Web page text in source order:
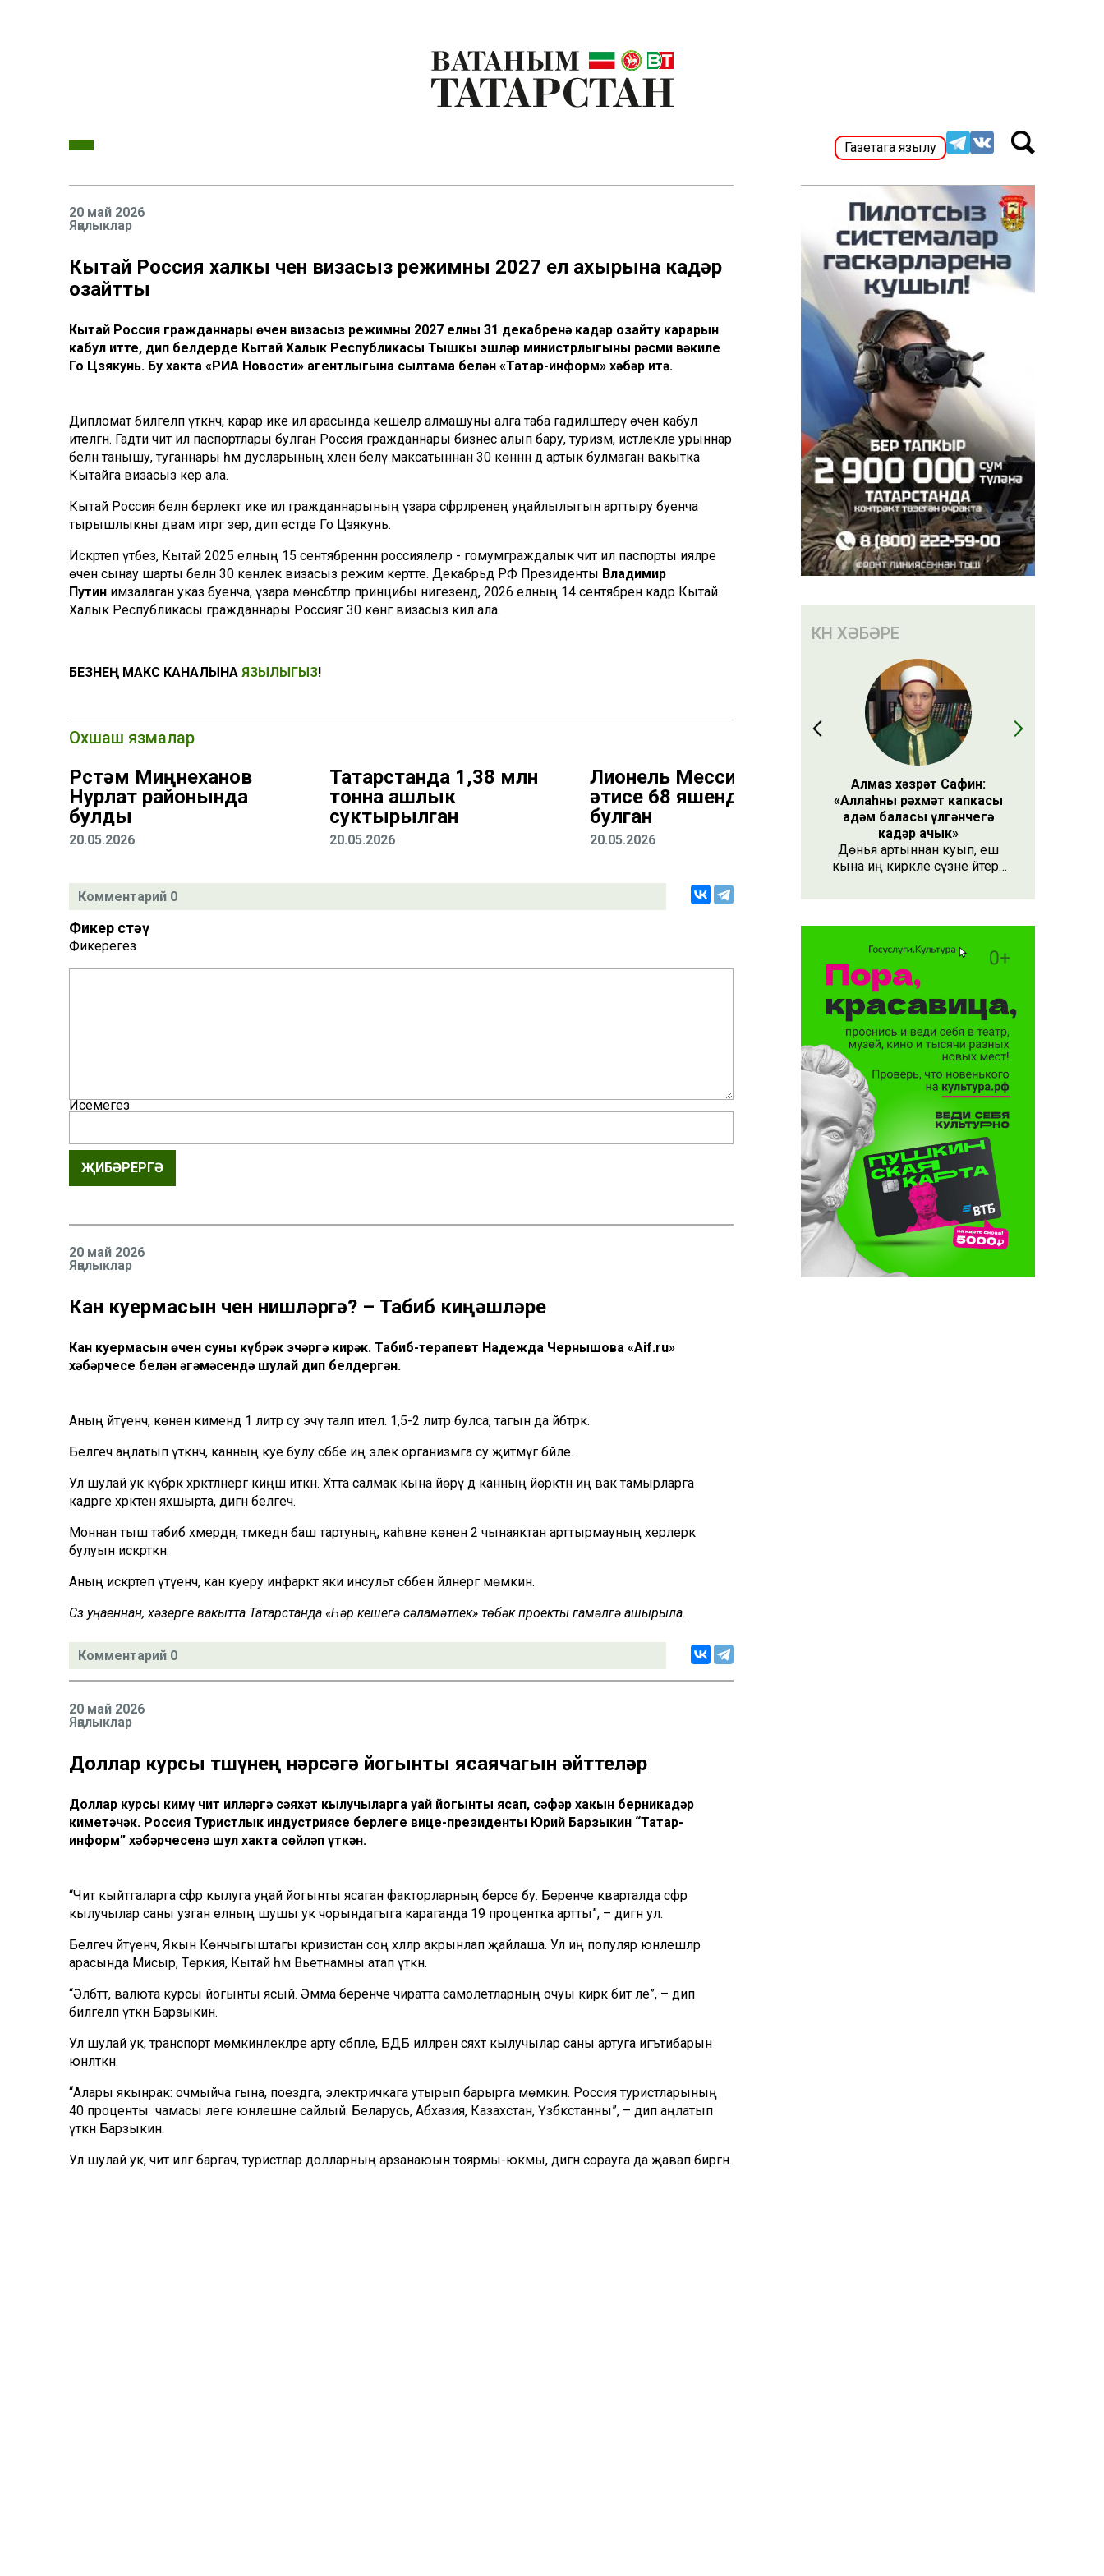
Газетага язылу
20 май 2026
Яңалыклар
Кытай Россия халкы өчен визасыз режимны 2027 ел ахырына кадәр
озайтты
Кытай Россия гражданнары өчен визасыз режимны 2027 елның 31 декабренә кадәр озайту карарын
кабул итте, дип белдерде Кытай Халык Республикасы Тышкы эшләр министрлыгының рәсми вәкиле
Го Цзякунь. Бу хакта «РИА Новости» агентлыгына сылтама белән «Татар-информ» хәбәр итә.
Дипломат билгеләп үткәнчә, карар ике ил арасында кешеләр алмашуны алга таба гадиләштерү өчен кабул
ителгән. Гадәти чит ил паспортлары булган Россия гражданнары бизнес алып бару, туризм, истәлекле урыннар
белән танышу, туганнары һәм дусларының хәлен белү максатыннан 30 көннән дә артык булмаган вакытка
Кытайга визасыз керә ала.
Кытай Россия белән берлектә ике ил гражданнарының үзара сәфәрләренең уңайлылыгын арттыру буенча
тырышлыкны дәвам итәргә әзер, дип өстәде Го Цзякунь.
Искәртеп үтәбез, Кытай 2025 елның 15 сентябреннән россиялеләр - гомумграждалык чит ил паспорты ияләре
өчен сынау шарты белән 30 көнлек визасыз режим кертте. Декабрьдә РФ Президенты Владимир
Путин имзалаган указ буенча, үзара мөнәсәбәтләр принцибы нигезендә, 2026 елның 14 сентябренә кадәр Кытай
Халык Республикасы гражданнары Россиягә 30 көнгә визасыз килә ала.
БЕЗНЕҢ МАКС КАНАЛЫНА ЯЗЫЛЫГЫЗ!
Охшаш язмалар
Рөстәм Миңнеханов
Нурлат районында
булды
20.05.2026
Татарстанда 1,38 млн
тонна ашлык
суктырылган
20.05.2026
Лионель Мессиның
әтисе 68 яшендә вафат
булган
20.05.2026
Комментарий 0
Фикер өстәү
Фикерегез
Исемегез
ҖИБӘРЕРГӘ
20 май 2026
Яңалыклар
Кан куермасын өчен нишләргә? – Табиб киңәшләре
Кан куермасын өчен суны күбрәк эчәргә кирәк. Табиб-терапевт Надежда Чернышова «Aif.ru»
хәбәрчесе белән әңгәмәсендә шулай дип белдергән.
Аның әйтүенчә, көненә кимендә 1 литр су эчү таләп ителә. 1,5-2 литр булса, тагын да әйбәтрәк.
Белгеч аңлатып үткәнчә, канның куе булу сәбәбе иң элек организмга су җитмәүгә бәйле.
Ул шулай ук күбрәк хәрәкәтләнергә киңәш иткән. Хәтта салмак кына йөрү дә канның йөрәктән иң вак тамырларга
кадәрге хәрәкәтен яхшырта, дигән белгеч.
Моннан тыш табиб хәмердән, тәмәкедән баш тартуның, каһвәне көненә 2 чынаяктан арттырмауның хәерлерәк
булуын искәрткән.
Аның искәртеп үтүенчә, кан куеру инфаркт яки инсульт сәбәбенә әйләнергә мөмкин.
Сүз уңаеннан, хәзерге вакытта Татарстанда «Һәр кешегә сәламәтлек» төбәк проекты гамәлгә ашырыла.
Комментарий 0
20 май 2026
Яңалыклар
Доллар курсы төшүнең нәрсәгә йогынты ясаячагын әйттеләр
Доллар курсы кимү чит илләргә сәяхәт кылучыларга уңай йогынты ясап, сәфәр хакын берникадәр
киметәчәк. Россия Туристлык индустриясе берлеге вице-президенты Юрий Барзыкин “Татар-
информ” хәбәрчесенә шул хакта сөйләп үткән.
“Чит кыйтгаларга сәфәр кылуга уңай йогынты ясаган факторларның берсе бу. Беренче кварталда сәфәр
кылучылар саны узган елның шушы ук чорындагыга караганда 19 процентка артты”, – дигән ул.
Белгеч әйтүенчә, Якын Көнчыгыштагы кризистан соң хәлләр акрынлап җайлаша. Ул иң популяр юнәлешләр
арасында Мисыр, Төркия, Кытай һәм Вьетнамны атап үткән.
“Әлбәттә, валюта курсы йогынты ясый. Әмма беренче чиратта самолетларның очуы кирәк бит әле”, – дип
билгеләп үткән Барзыкин.
Ул шулай ук, транспорт мөмкинлекләре арту сәбәпле, БДБ илләренә сәяхәт кылучылар саны артуга игътибарын
юнәлткән.
“Алары якынрак: очмыйча гына, поездга, электричкага утырып барырга мөмкин. Россия туристларының
40 проценты чамасы әлеге юнәлешне сайлый. Беларусь, Абхазия, Казахстан, Үзбәкстанны”, – дип аңлатып
үткән Барзыкин.
Ул шулай ук, чит илгә баргач, туристлар долларның арзанаюын тоярмы-юкмы, дигән сорауга да җавап биргән.
КӨН ХӘБӘРЕ
Алмаз хәзрәт Сафин:
«Аллаһның рәхмәт капкасы
адәм баласы үлгәнчегә
кадәр ачык»
Дөнья артыннан куып, еш
кына иң кирәкле сүзне әйтергә
Әлеге сүзне күршең яки
кеше бөтен яшәеше, барлыгы